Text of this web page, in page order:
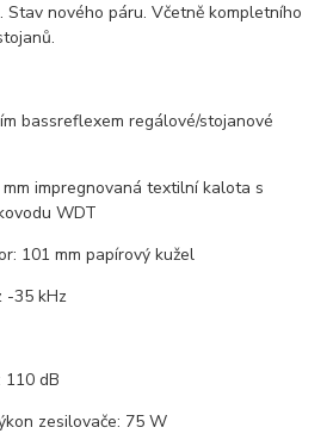
Stav nového páru. Včetně kompletního
bassreflexem regálové/stojanové
impregnovaná textilní kalota s
WDT
101 mm papírový kužel
-35 kHz
110 dB
zesilovače: 75 W